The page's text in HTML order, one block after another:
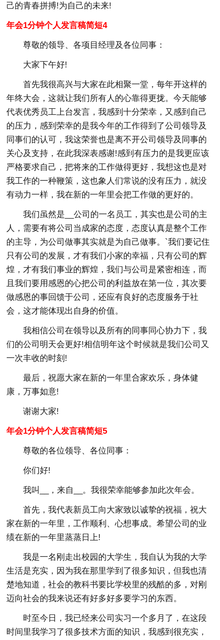
己的青春拼搏!为自己的未来!
年会1分钟个人发言稿简短4
尊敬的领导、各项目经理及各位同事：
大家下午好!
首先我很高兴与大家在此相聚一堂，每年开这样的
年终大会，这就让我们所有人的心靠得更拢。今天能够
代表优秀员工上台发言，我感到十分荣幸，又感到自己
的压力，感到荣幸的是我今年的工作得到了公司领导及
同事们的认可，我这荣誉也是离不开公司领导及同事的
关心及支持，在此我深表感谢!感到有压力的是我更应该
严格要求自己，把将来的工作做得更好，我想这也是对
我工作的一种鞭策，这也象人们常说的没有压力，就没
有动力一样，我在新的一年里会把工作做的更好的。
我们虽然是__公司的一名员工，其实也是公司的主
人，需要有将公司当成家的态度，态度认真是整个工作
的主导，为公司做事其实就是为自己做事。`我们要记住
只有公司的发展，才有我们小家的幸福，只有公司的辉
煌，才有我们事业的辉煌，我们与公司是紧密相连，而
且我们要用感恩的心把公司的利益放在第一位，其次要
做感恩的事回馈于公司，还应有良好的态度服务于社
会，这才能体现出自身的价值。
我相信公司在领导以及所有的同事同心协力下，我
们的公司明天会更好!相信明年这个时候就是我们公司又
一次丰收的时刻!
最后，祝愿大家在新的一年里合家欢乐，身体健
康，万事如意!
谢谢大家!
年会1分钟个人发言稿简短5
尊敬的各位领导、各位同事：
你们好!
我叫__，来自__。我很荣幸能够参加此次年会。
首先，我代表新员工向大家致以诚挚的祝福，祝大
家在新的一年里，工作顺利、心想事成。希望公司的业
绩在新的一年里蒸蒸日上!
我是一名刚走出校园的大学生，我自认为我的大学
生活是充实，因为我在那里学到了很多知识，但我也清
楚地知道，社会的教科书要比学校里的残酷的多，对刚
迈向社会的我来说还有好多好多要学习的东西。
时至今日，我已经来公司实习一个多月了，在这段
时间里我学习了很多技术方面的知识，我感到很充实，